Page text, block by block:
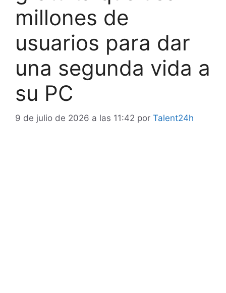
millones de
usuarios para dar
una segunda vida a
su PC
9 de julio de 2026 a las 11:42 por Talent24h